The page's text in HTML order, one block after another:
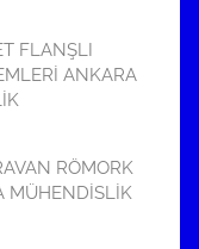
FLANŞLI
ANKARA
RÖMORK
MÜHENDİSLİK